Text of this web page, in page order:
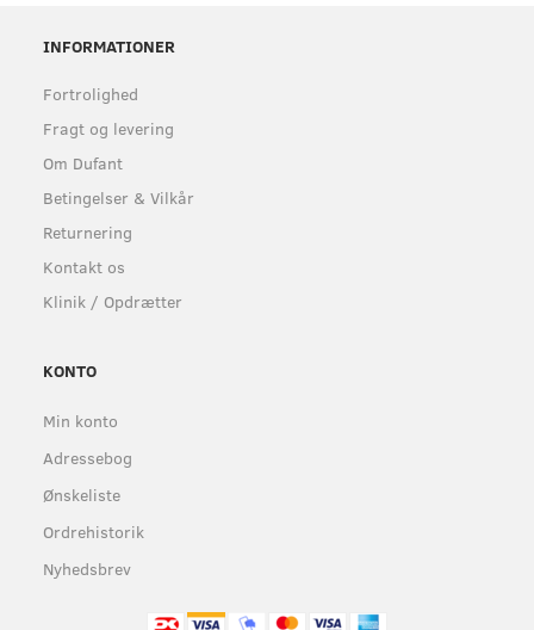
INFORMATIONER
Fortrolighed
Fragt og levering
Om Dufant
Betingelser & Vilkår
Returnering
Kontakt os
Klinik / Opdrætter
KONTO
Min konto
Adressebog
Ønskeliste
Ordrehistorik
Nyhedsbrev